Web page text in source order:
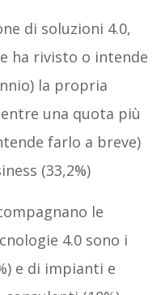
di soluzioni 4.0,
ha rivisto o intende
la propria
una quota più
farlo a breve)
(33,2%)
le
4.0 sono i
e di impianti e